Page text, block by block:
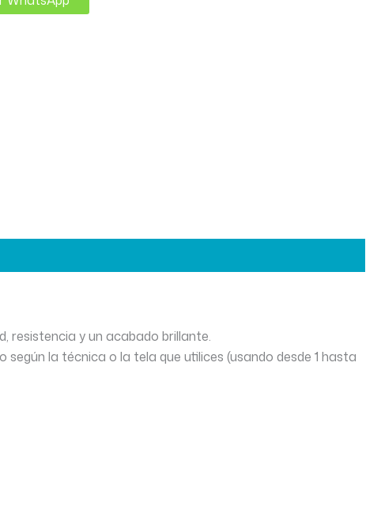
resistencia y un acabado brillante.
la técnica o la tela que utilices (usando desde 1 hasta